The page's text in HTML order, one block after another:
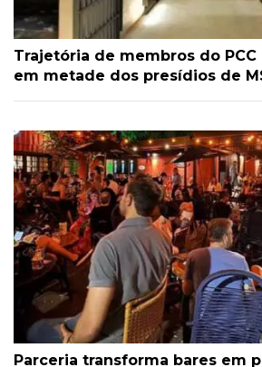
Trajetória de membros do
em metade dos presídios de
Parceria transforma bares em